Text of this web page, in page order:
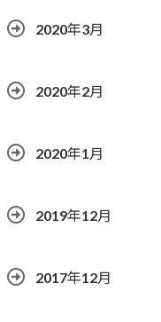
2020年3月
2020年2月
2020年1月
2019年12月
2017年12月